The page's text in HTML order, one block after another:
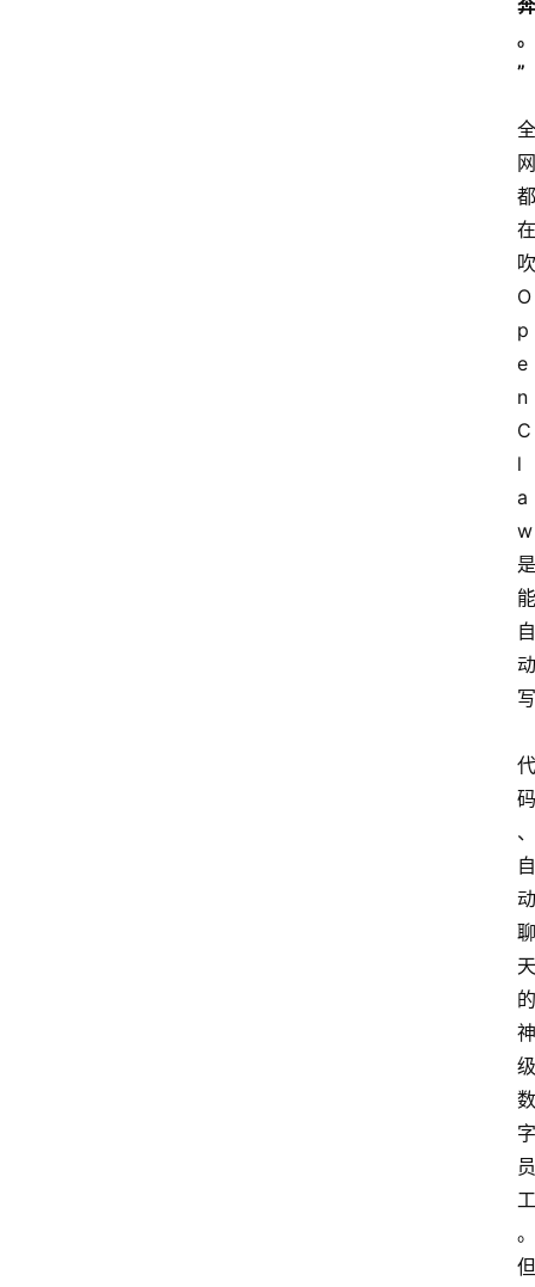
奔
。
”
全
网
都
在
吹
О
p
е
n
С
l
а
w
是
能
自
动
写
代
码
、
自
动
聊
天
的
神
级
数
字
员
工
。
但